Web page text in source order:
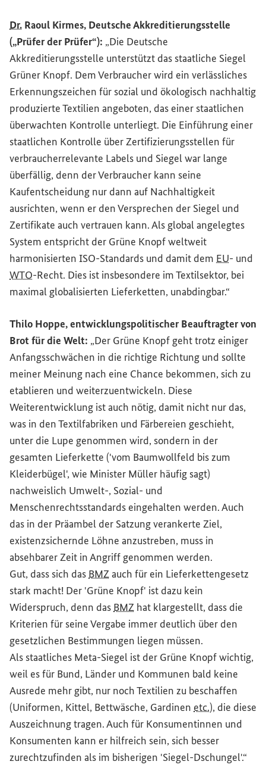
Dr. Raoul Kirmes, Deutsche Akkreditierungsstelle
(„Prüfer der Prüfer“): „Die Deutsche
Akkreditierungsstelle unterstützt das staatliche Siegel
Grüner Knopf. Dem Verbraucher wird ein verlässliches
Erkennungszeichen für sozial und ökologisch nachhaltig
produzierte Textilien angeboten, das einer staatlichen
überwachten Kontrolle unterliegt. Die Einführung einer
staatlichen Kontrolle über Zertifizierungsstellen für
verbraucherrelevante Labels und Siegel war lange
überfällig, denn der Verbraucher kann seine
Kaufentscheidung nur dann auf Nachhaltigkeit
ausrichten, wenn er den Versprechen der Siegel und
Zertifikate auch vertrauen kann. Als global angelegtes
System entspricht der Grüne Knopf weltweit
harmonisierten ISO-Standards und damit dem EU- und
WTO-Recht. Dies ist insbesondere im Textilsektor, bei
maximal globalisierten Lieferketten, unabdingbar.“
Thilo Hoppe, entwicklungspolitischer Beauftragter von
Brot für die Welt: „Der Grüne Knopf geht trotz einiger
Anfangsschwächen in die richtige Richtung und sollte
meiner Meinung nach eine Chance bekommen, sich zu
etablieren und weiterzuentwickeln. Diese
Weiterentwicklung ist auch nötig, damit nicht nur das,
was in den Textilfabriken und Färbereien geschieht,
unter die Lupe genommen wird, sondern in der
gesamten Lieferkette ('vom Baumwollfeld bis zum
Kleiderbügel', wie Minister Müller häufig sagt)
nachweislich Umwelt-, Sozial- und
Menschenrechtsstandards eingehalten werden. Auch
das in der Präambel der Satzung verankerte Ziel,
existenzsichernde Löhne anzustreben, muss in
absehbarer Zeit in Angriff genommen werden.
Gut, dass sich das BMZauch für ein Lieferkettengesetz
stark macht! Der 'Grüne Knopf' ist dazu kein
Widerspruch, denn das BMZ hat klargestellt, dass die
Kriterien für seine Vergabe immer deutlich über den
gesetzlichen Bestimmungen liegen müssen.
Als staatliches Meta-Siegel ist der Grüne Knopf wichtig,
weil es für Bund, Länder und Kommunen bald keine
Ausrede mehr gibt, nur noch Textilien zu beschaffen
(Uniformen, Kittel, Bettwäsche, Gardinen etc.), die diese
Auszeichnung tragen. Auch für Konsumentinnen und
Konsumenten kann er hilfreich sein, sich besser
zurechtzufinden als im bisherigen 'Siegel-Dschungel'.“